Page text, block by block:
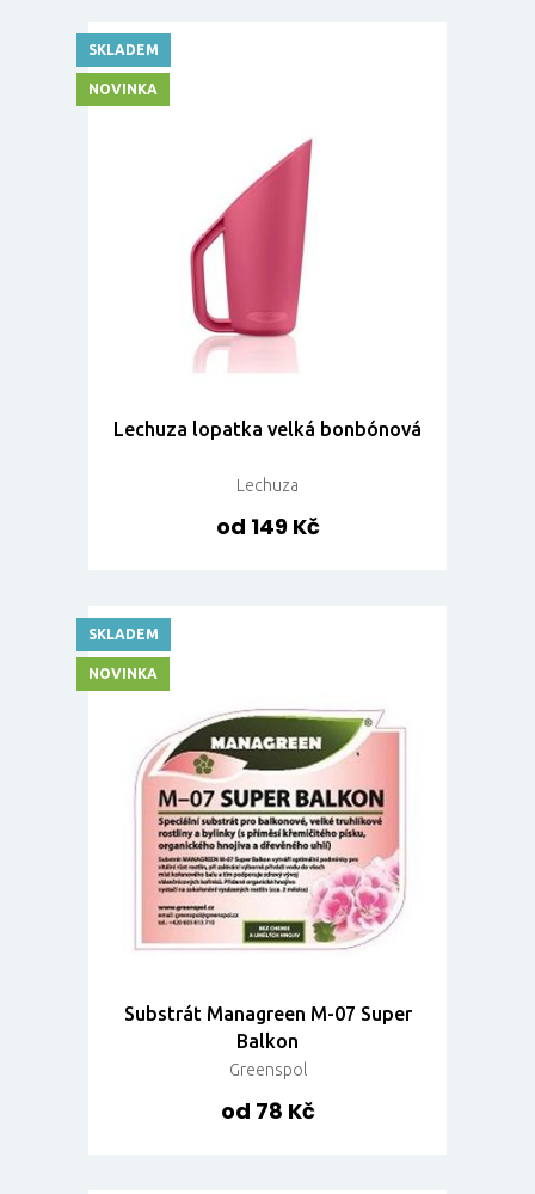
Lechuza lopatka velká bonbónová
Lechuza
od 149 Kč
SKLADEM
NOVINKA
Substrát Managreen M-07 Super
Balkon
Greenspol
od 78 Kč
SKLADEM
NOVINKA